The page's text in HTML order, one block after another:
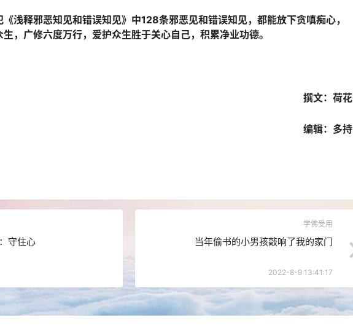
浅释邪恶知见和错误知见》中128条邪恶见和错误知见，都能放下贪嗔痴心，
，广修六度万行，爱护众生胜于关心自己，积累净业功德。
撰文：荷花
编辑：多持
守住心
学佛受用
当年偷书的小男孩敲响了我的家门
2022-8-9 13:41:17